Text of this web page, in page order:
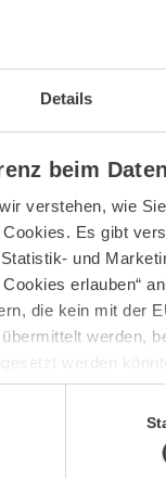
Details
beim
verstehen, wie
Es gibt
und
erlauben“
die kein mit der
werden,
werden
deaktivieren.
laktosefrei
Sie weitere